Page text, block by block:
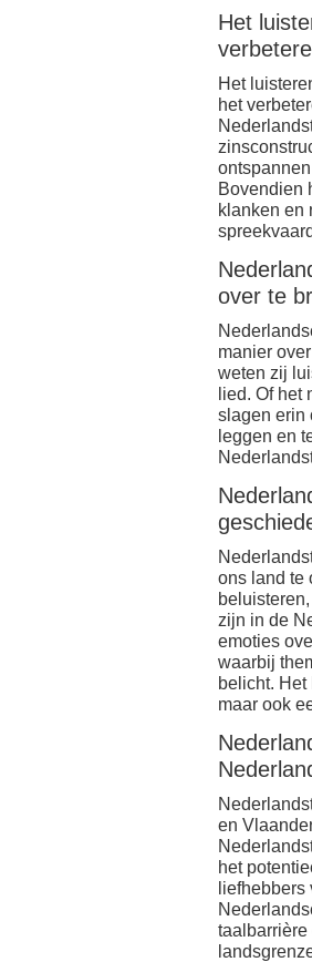
Het
Het
het
Bovendien
klanken en
over te
manier
weten zij
lied. Of het
slagen erin
leggen en
ons land te
zijn in de
emoties
waarbij
belicht.
maar ook
en
het
liefhebbers